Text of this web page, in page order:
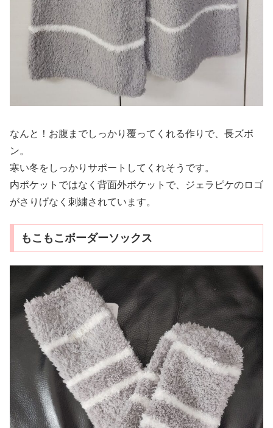
なんと！お腹までしっかり覆ってくれる作りで、長ズボ
ン。
寒い冬をしっかりサポートしてくれそうです。
内ポケットではなく背面外ポケットで、ジェラピケのロゴ
がさりげなく刺繍されています。
もこもこボーダーソックス